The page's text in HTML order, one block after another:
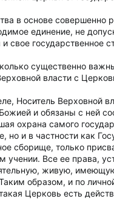
в основе
единение, не
свое
существенно
власти с
Носитель Верховной
и обязаны с ней
охрана самого
но и в частности как
сборище, только
Все ее права,
живую,
образом, и по
Церковь есть